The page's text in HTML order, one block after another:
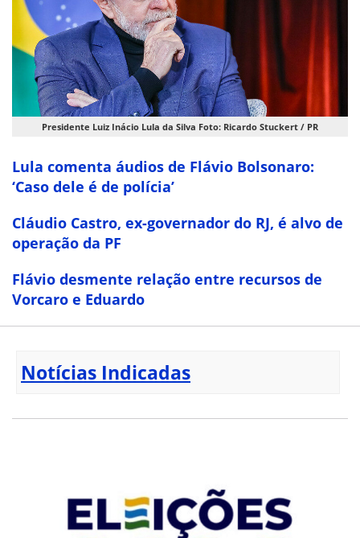
Presidente Luiz Inácio Lula da Silva Foto: Ricardo Stuckert / PR
Lula comenta áudios de Flávio Bolsonaro:
‘Caso dele é de polícia’
Cláudio Castro, ex-governador do RJ, é alvo de
operação da PF
Flávio desmente relação entre recursos de
Vorcaro e Eduardo
Notícias Indicadas